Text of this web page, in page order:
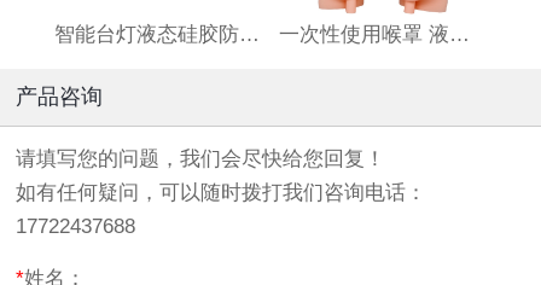
智能台灯液态硅胶防滑按键 电子产品液体硅胶按键 来图加工定制lsr硅胶包胶... 一次性使用喉罩 液态硅胶喉罩 成人儿童气道硅胶导管 盈泰工厂生产制造
产品咨询
请填写您的问题，我们会尽快给您回复！
如有任何疑问，可以随时拨打我们咨询电话：
17722437688
*姓名：